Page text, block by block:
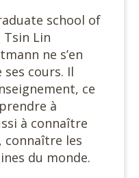
school of
Tsin Lin
ne s’en
cours. Il
ce
à
à connaître
connaître les
du monde.